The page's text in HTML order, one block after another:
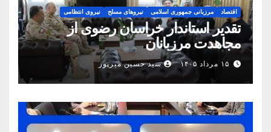
اقتصاد مرزبانی جمهوری اسلامی نیروهای مسلح نیروی انتظامی
تقدیر استاندار خراسان رضوی از
مجاهدت مرزبانان
۱۵ مرداد ۱۴۰۵ سید حسین میرپور